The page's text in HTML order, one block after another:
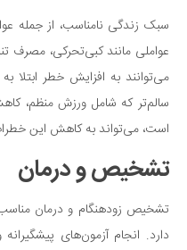
سبک زندگی نامناسب، از جمله
عواملی مانند کبی‌تحرکی، مصرف
می‌توانند به افز‌ایش خطر
سالم‌تر که شامل ورزش منظم،
است، می‌تواند به کاهش این
تشخیص و درمان
تشخیص زودهنگام و درمان
دارد. انجام آزمون‌های